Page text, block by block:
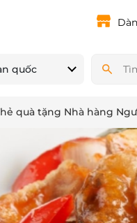
quốc
quà tặng Nhà hàng